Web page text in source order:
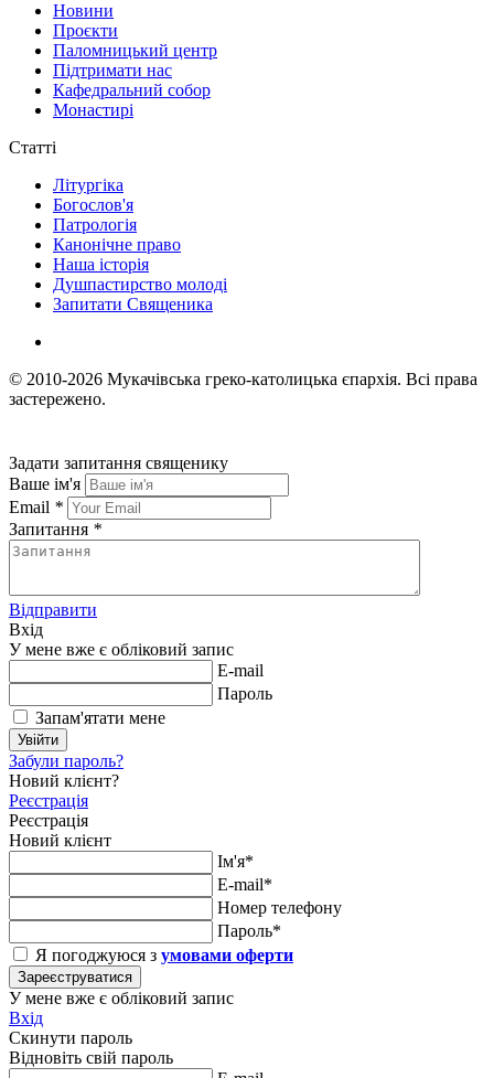
Новини
Проєкти
Паломницький центр
Підтримати нас
Кафедральний собор
Монастирі
Статті
Літургіка
Богослов'я
Патрологія
Канонічне право
Наша історія
Душпастирство молоді
Запитати Священика
© 2010-2026 Мукачівська греко-католицька єпархія. Всі права
застережено.
Задати запитання священику
Ваше ім'я
Email *
Запитання *
Відправити
Вхід
У мене вже є обліковий запис
E-mail
Пароль
Запам'ятати мене
Увійти
Забули пароль?
Новий клієнт?
Реєстрація
Реєстрація
Новий клієнт
Ім'я*
E-mail*
Номер телефону
Пароль*
Я погоджуюся з умовами оферти
Зареєструватися
У мене вже є обліковий запис
Вхід
Скинути пароль
Відновіть свій пароль